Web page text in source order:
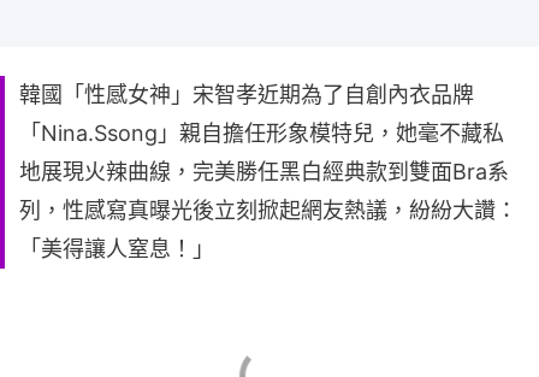
韓國「性感女神」宋智孝近期為了自創內衣品牌
「Nina.Ssong」親自擔任形象模特兒，她毫不藏私
地展現火辣曲線，完美勝任黑白經典款到雙面Bra系
列，性感寫真曝光後立刻掀起網友熱議，紛紛大讚：
「美得讓人窒息！」